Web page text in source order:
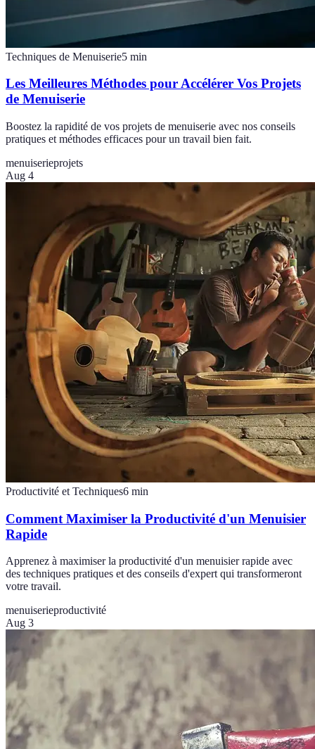
Techniques de Menuiserie5 min
Les Meilleures Méthodes pour Accélérer Vos Projets
de Menuiserie
Boostez la rapidité de vos projets de menuiserie avec nos conseils
pratiques et méthodes efficaces pour un travail bien fait.
menuiserieprojets
Aug 4
Productivité et Techniques6 min
Comment Maximiser la Productivité d'un Menuisier
Rapide
Apprenez à maximiser la productivité d'un menuisier rapide avec
des techniques pratiques et des conseils d'expert qui transformeront
votre travail.
menuiserieproductivité
Aug 3